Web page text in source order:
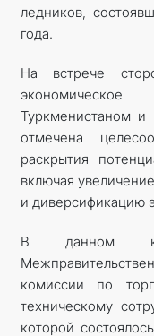
ледников,
года.
На встрече
Туркменистаном
отмечена
раскрытия
включая
и диверсификацию
В данном
комиссии по
техническому
которой